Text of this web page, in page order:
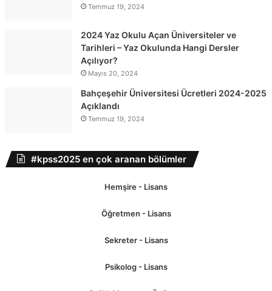
Temmuz 19, 2024
2024 Yaz Okulu Açan Üniversiteler ve
Tarihleri – Yaz Okulunda Hangi Dersler
Açılıyor?
Mayıs 20, 2024
Bahçeşehir Üniversitesi Ücretleri 2024-2025
Açıklandı
Temmuz 19, 2024
#kpss2025 en çok aranan bölümler
Hemşire - Lisans
Öğretmen - Lisans
Sekreter - Lisans
Psikolog - Lisans